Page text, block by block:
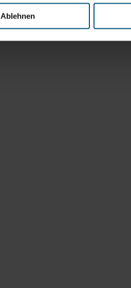
Ablehnen